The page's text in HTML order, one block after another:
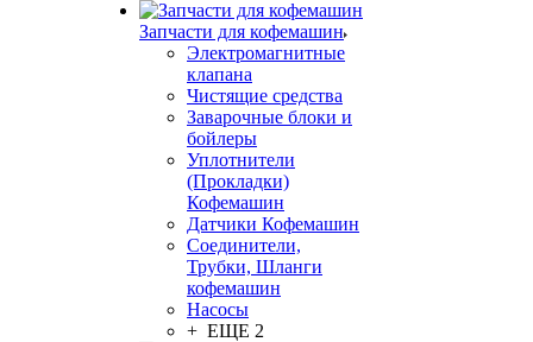
Запчасти для кофемашин
Электромагнитные
клапана
Чистящие средства
Заварочные блоки и
бойлеры
Уплотнители
(Прокладки)
Кофемашин
Датчики Кофемашин
Соединители,
Трубки, Шланги
кофемашин
Насосы
+ ЕЩЕ 2